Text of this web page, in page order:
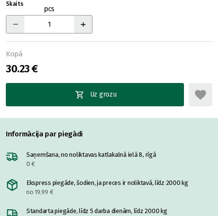
Skaits
pcs
Kopā
30.23 €
Uz grozu
Informācija par piegādi
Saņemšana, no noliktavas katlakalnā ielā 8, rīgā
0 €
Ekspress piegāde, šodien, ja preces ir noliktavā, līdz 2000 kg
no 19.99 €
Standarta piegāde, līdz 5 darba dienām, līdz 2000 kg